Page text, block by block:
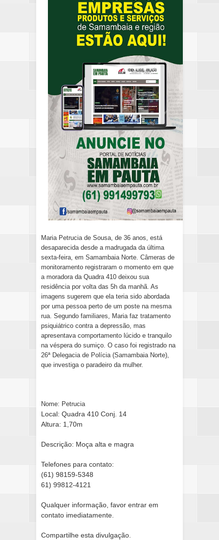
Maria Petrucia de Sousa, de 36 anos, está
desaparecida desde a madrugada da última
sexta-feira, em Samambaia Norte. Câmeras de
monitoramento registraram o momento em que
a moradora da Quadra 410 deixou sua
residência por volta das 5h da manhã. As
imagens sugerem que ela teria sido abordada
por uma pessoa perto de um poste na mesma
rua. Segundo familiares, Maria faz tratamento
psiquiátrico contra a depressão, mas
apresentava comportamento lúcido e tranquilo
na véspera do sumiço. O caso foi registrado na
26ª Delegacia de Polícia (Samambaia Norte),
que investiga o paradeiro da mulher.
Nome: Petrucia
Local: Quadra 410 Conj. 14
Altura: 1,70m
Descrição: Moça alta e magra
Telefones para contato:
(61) 98159-5348
61) 99812-4121
Qualquer informação, favor entrar em
contato imediatamente.
Compartilhe esta divulgação.